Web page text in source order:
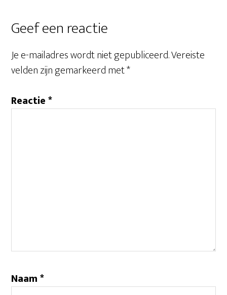
Geef een reactie
Je e-mailadres wordt niet gepubliceerd.Vereiste
velden zijn gemarkeerd met*
Reactie*
Naam*